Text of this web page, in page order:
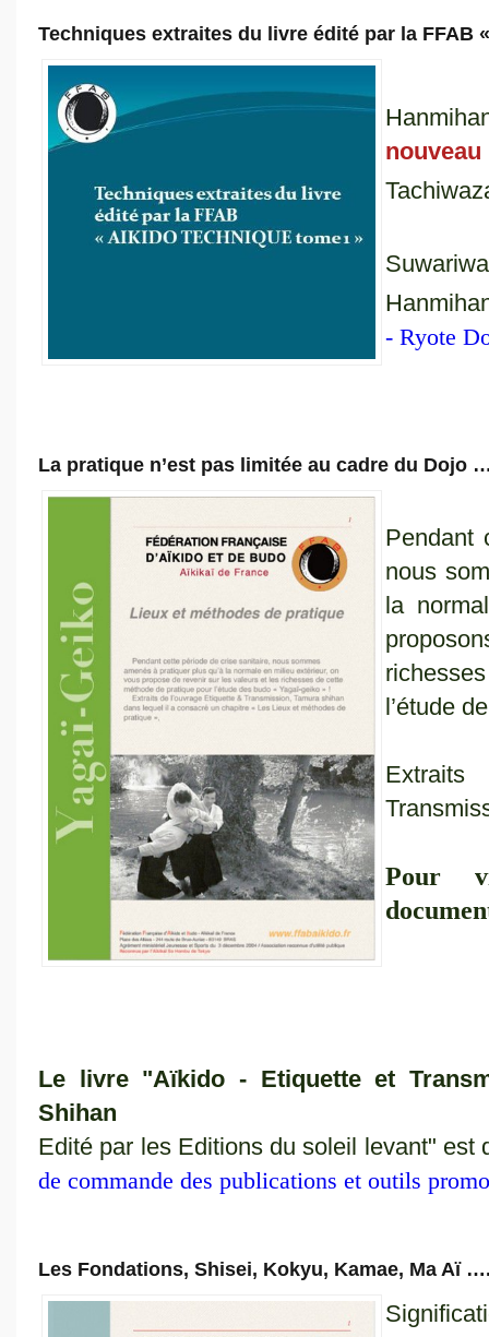
Techniques extraites du livre édité par la FFAB
nouveau
- Ryote
La pratique n’est pas limitée au cadre du Dojo
Pendant
nous
la
l’étude
Pour
Le livre "Aïkido - Etiquette et
Shihan
Edité par les Editions du soleil levant"
de commande des publications et outils
Les Fondations, Shisei, Kokyu, Kamae, Ma Aï